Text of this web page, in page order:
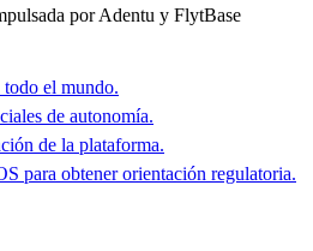
por Adentu y FlytBase
todo el mundo.
de autonomía.
de la plataforma.
para obtener orientación regulatoria.